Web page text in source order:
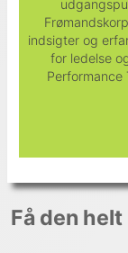
indsigter og
for ledelse
Performance
Få den